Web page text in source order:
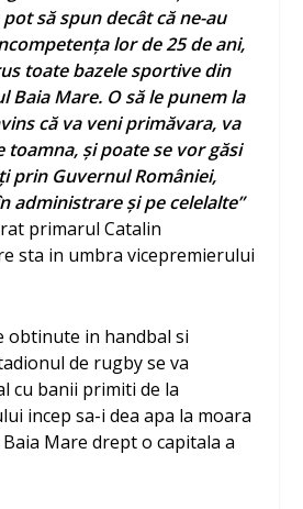
să spun decât că ne-au
lor de 25 de ani,
toate bazele sportive din
Baia Mare. O să le punem la
că va veni primăvara, va
toamna, și poate se vor găsi
prin Guvernul României,
administrare și pe celelalte”
primarul Catalin
sta in umbra vicepremierului
obtinute in handbal si
de rugby se va
cu banii primiti de la
incep sa-i dea apa la moara
Mare drept o capitala a